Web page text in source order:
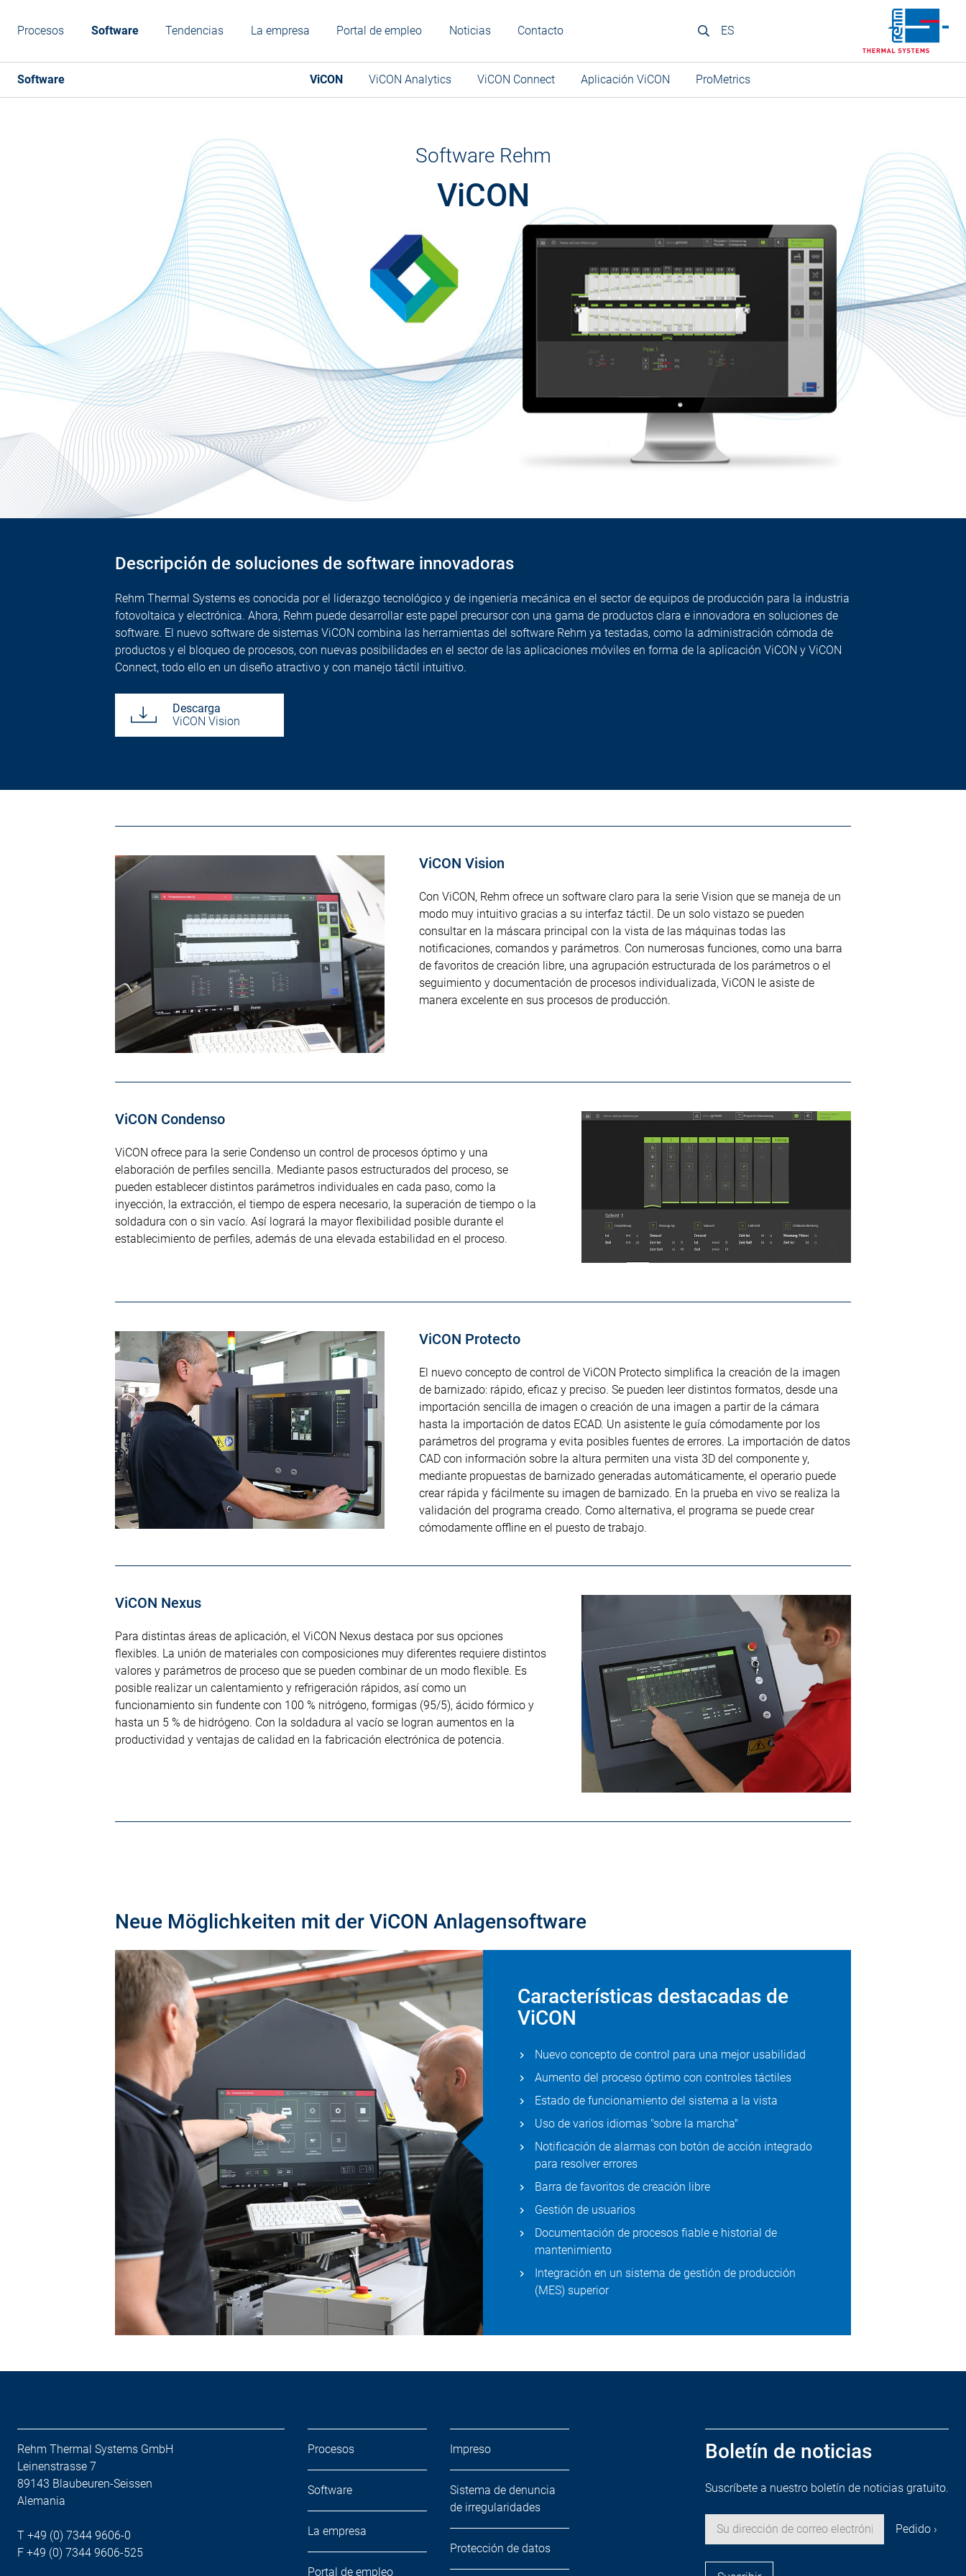
Procesos Software Tendencias La empresa Portal de empleo Noticias Contacto ES
Software ViCON ViCON Analytics ViCON Connect Aplicación ViCON ProMetrics
Software Rehm
ViCON
Descripción de soluciones de software innovadoras
Rehm Thermal Systems es conocida por el liderazgo tecnológico y de ingeniería mecánica en el sector de equipos de producción para la industria
fotovoltaica y electrónica. Ahora, Rehm puede desarrollar este papel precursor con una gama de productos clara e innovadora en soluciones de
software. El nuevo software de sistemas ViCON combina las herramientas del software Rehm ya testadas, como la administración cómoda de
productos y el bloqueo de procesos, con nuevas posibilidades en el sector de las aplicaciones móviles en forma de la aplicación ViCON y ViCON
Connect, todo ello en un diseño atractivo y con manejo táctil intuitivo.
Descarga
ViCON Vision
ViCON Vision
Con ViCON, Rehm ofrece un software claro para la serie Vision que se maneja de un
modo muy intuitivo gracias a su interfaz táctil. De un solo vistazo se pueden
consultar en la máscara principal con la vista de las máquinas todas las
notificaciones, comandos y parámetros. Con numerosas funciones, como una barra
de favoritos de creación libre, una agrupación estructurada de los parámetros o el
seguimiento y documentación de procesos individualizada, ViCON le asiste de
manera excelente en sus procesos de producción.
ViCON Condenso
ViCON ofrece para la serie Condenso un control de procesos óptimo y una
elaboración de perfiles sencilla. Mediante pasos estructurados del proceso, se
pueden establecer distintos parámetros individuales en cada paso, como la
inyección, la extracción, el tiempo de espera necesario, la superación de tiempo o la
soldadura con o sin vacío. Así logrará la mayor flexibilidad posible durante el
establecimiento de perfiles, además de una elevada estabilidad en el proceso.
ViCON Protecto
El nuevo concepto de control de ViCON Protecto simplifica la creación de la imagen
de barnizado: rápido, eficaz y preciso. Se pueden leer distintos formatos, desde una
importación sencilla de imagen o creación de una imagen a partir de la cámara
hasta la importación de datos ECAD. Un asistente le guía cómodamente por los
parámetros del programa y evita posibles fuentes de errores. La importación de datos
CAD con información sobre la altura permiten una vista 3D del componente y,
mediante propuestas de barnizado generadas automáticamente, el operario puede
crear rápida y fácilmente su imagen de barnizado. En la prueba en vivo se realiza la
validación del programa creado. Como alternativa, el programa se puede crear
cómodamente offline en el puesto de trabajo.
ViCON Nexus
Para distintas áreas de aplicación, el ViCON Nexus destaca por sus opciones
flexibles. La unión de materiales con composiciones muy diferentes requiere distintos
valores y parámetros de proceso que se pueden combinar de un modo flexible. Es
posible realizar un calentamiento y refrigeración rápidos, así como un
funcionamiento sin fundente con 100 % nitrógeno, formigas (95/5), ácido fórmico y
hasta un 5 % de hidrógeno. Con la soldadura al vacío se logran aumentos en la
productividad y ventajas de calidad en la fabricación electrónica de potencia.
Neue Möglichkeiten mit der ViCON Anlagensoftware
Características destacadas de
ViCON
Nuevo concepto de control para una mejor usabilidad
Aumento del proceso óptimo con controles táctiles
Estado de funcionamiento del sistema a la vista
Uso de varios idiomas "sobre la marcha"
Notificación de alarmas con botón de acción integrado
para resolver errores
Barra de favoritos de creación libre
Gestión de usuarios
Documentación de procesos fiable e historial de
mantenimiento
Integración en un sistema de gestión de producción
(MES) superior
Rehm Thermal Systems GmbH
Leinenstrasse 7
89143 Blaubeuren-Seissen
Alemania
T +49 (0) 7344 9606-0
F +49 (0) 7344 9606-525
Procesos
Software
La empresa
Portal de empleo
Impreso
Sistema de denuncia
de irregularidades
Protección de datos
Boletín de noticias
Suscríbete a nuestro boletín de noticias gratuito.